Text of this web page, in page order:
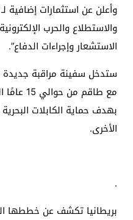
وأعلن عن استثمارات إضافية لـ
والاستطلاع والحرب
الاستشعار وإجراءات الدفاع”.
ستدخل سفينة مراقبة جديدة
بهدف حماية الكابلات البحرية
الأخرى.
.
بريطانيا تكشف عن خططها